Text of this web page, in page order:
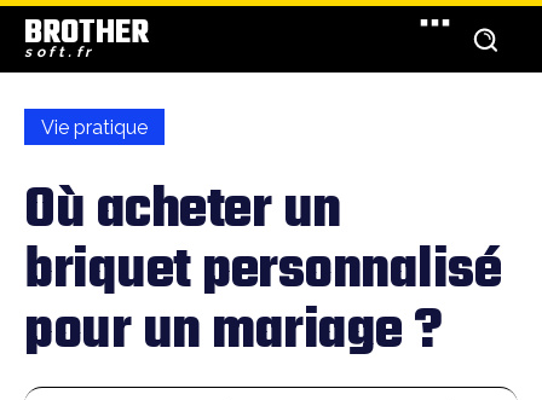
BROTHER
soft.fr
Vie pratique
Où acheter un
briquet personnalisé
pour un mariage ?